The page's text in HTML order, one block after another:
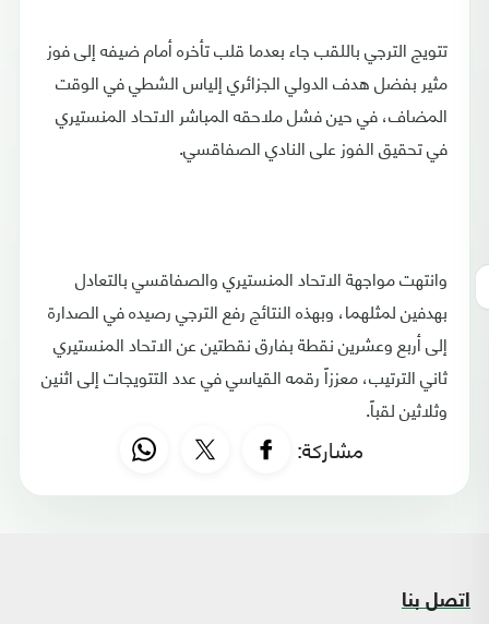
تتويج الترجي باللقب جاء بعدما قلب تأخره أمام ضيفه إلى فوز
مثير بفضل هدف الدولي الجزائري إلياس الشطي في الوقت
المضاف، في حين فشل ملاحقه المباشر الاتحاد المنستيري
في تحقيق الفوز على النادي الصفاقسي.
وانتهت مواجهة الاتحاد المنستيري والصفاقسي بالتعادل
بهدفين لمثلهما، وبهذه النتائج رفع الترجي رصيده في الصدارة
إلى أربع وعشرين نقطة بفارق نقطتين عن الاتحاد المنستيري
ثاني الترتيب، معززاً رقمه القياسي في عدد التتويجات إلى اثنين
وثلاثين لقباً.
مشاركة:
اتصل بنا